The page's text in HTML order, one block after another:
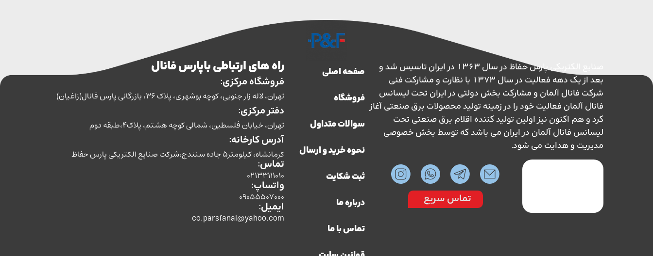
صنایع الکتریکی پارس حفاظ در سال 1363 در ایران تاسیس شد و
بعد از یک دهه فعالیت در سال 1373 با نظارت و مشارکت فنی
شرکت فانال آلمان و مشارکت بخش دولتی در ایران تحت لیسانس
فانال آلمان فعالیت خود را در زمینه تولید محصولات برق صنعتی آغاز
کرد و هم اکنون نیز اولین تولید کننده اقلام برق صنعتی تحت
لیسانس فانال آلمان در ایران می باشد که توسط بخش خصوصی
مدیریت و هدایت می شود.
تماس سریع
صفحه اصلی
فروشگاه
سوالات متداول
نحوه خرید و ارسال
ثبت شکایت
درباره ما
تماس با ما
راه های ارتباطی با پارس فانال
فروشگاه مرکزی:
تهران، لاله زار جنوبی، کوچه بوشهری، پلاک 36، بازرگانی پارس فانال(زاغیان)
دفتر مرکزی:
تهران، خیابان فلسطین، شمالی کوچه هشتم، پلاک4،طبقه دوم
آدرس کارخانه:
کرمانشاه، کیلومتر5 جاده سنندج،شرکت صنایع الکتریکی پارس حفاظ
تماس:
02133111010
واتساپ:
09055507000
ایمیل:
co.parsfanal@yahoo.com